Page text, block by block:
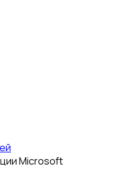
Microsoft